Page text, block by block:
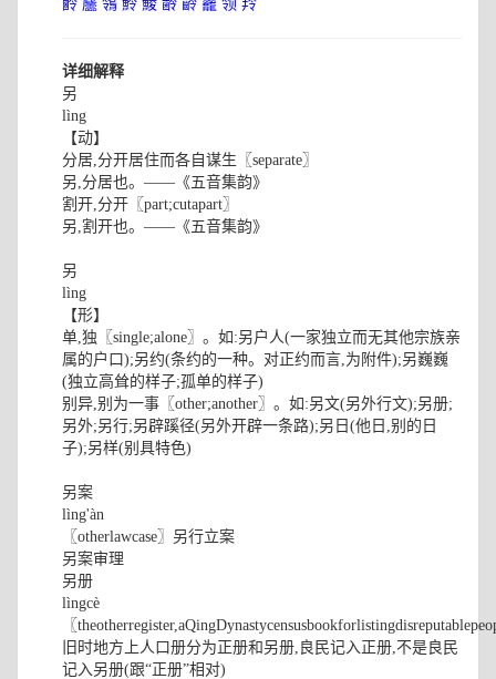
鹷 麢 鴒 魿 鯪 齢 齡 龗 领 羚
详细解释
另
lìng
【动】
分居,分开居住而各自谋生〖separate〗
另,分居也。——《五音集韵》
割开,分开〖part;cutapart〗
另,割开也。——《五音集韵》
另
lìng
【形】
单,独〖single;alone〗。如:另户人(一家独立而无其他宗族亲
属的户口);另约(条约的一种。对正约而言,为附件);另巍巍
(独立高耸的样子;孤单的样子)
别异,别为一事〖other;another〗。如:另文(另外行文);另册;
另外;另行;另辟蹊径(另外开辟一条路);另日(他日,别的日
子);另样(别具特色)
另案
lìng'àn
〖otherlawcase〗另行立案
另案审理
另册
lìngcè
〖
旧时地方上人口册分为正册和另册,良民记入正册,不是良民
记入另册(跟“正册”相对)